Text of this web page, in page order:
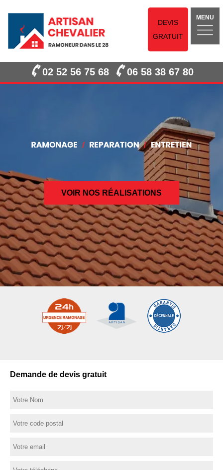
DEVIS
GRATUIT
MENU
02 52 56 75 68 06 58 38 67 80
VOIR NOS RÉALISATIONS
Demande de devis gratuit